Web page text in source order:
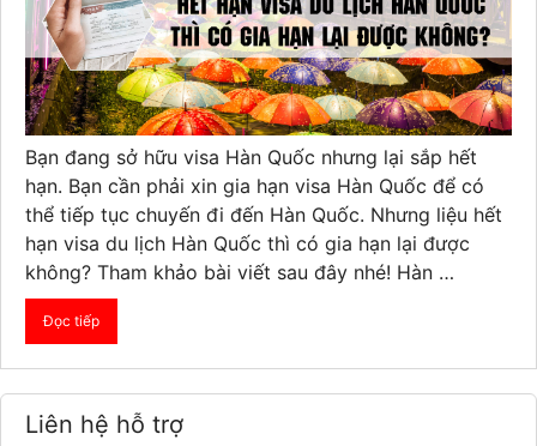
Bạn đang sở hữu visa Hàn Quốc nhưng lại sắp hết
hạn. Bạn cần phải xin gia hạn visa Hàn Quốc để có
thể tiếp tục chuyến đi đến Hàn Quốc. Nhưng liệu hết
hạn visa du lịch Hàn Quốc thì có gia hạn lại được
không? Tham khảo bài viết sau đây nhé! Hàn …
Đọc tiếp
Liên hệ hỗ trợ